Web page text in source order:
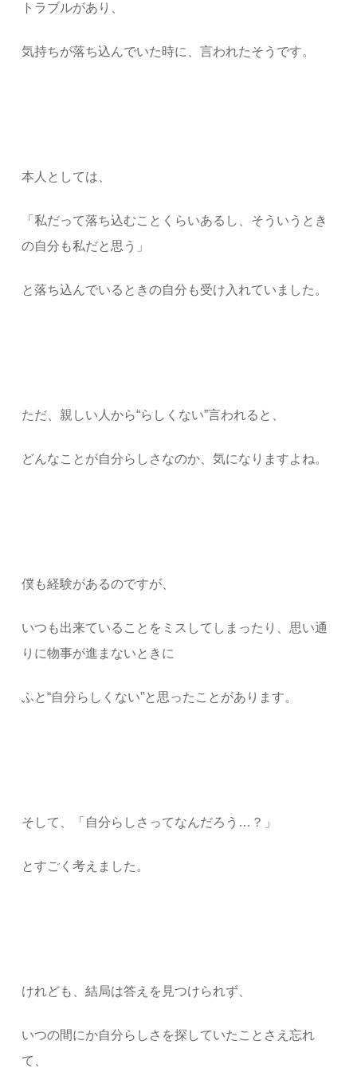
トラブルがあり、
気持ちが落ち込んでいた時に、言われたそうです。
本人としては、
「私だって落ち込むことくらいあるし、そういうとき
の自分も私だと思う」
と落ち込んでいるときの自分も受け入れていました。
ただ、親しい人から“らしくない”言われると、
どんなことが自分らしさなのか、気になりますよね。
僕も経験があるのですが、
いつも出来ていることをミスしてしまったり、思い通
りに物事が進まないときに
ふと“自分らしくない”と思ったことがあります。
そして、「自分らしさってなんだろう…？」
とすごく考えました。
けれども、結局は答えを見つけられず、
いつの間にか自分らしさを探していたことさえ忘れ
て、